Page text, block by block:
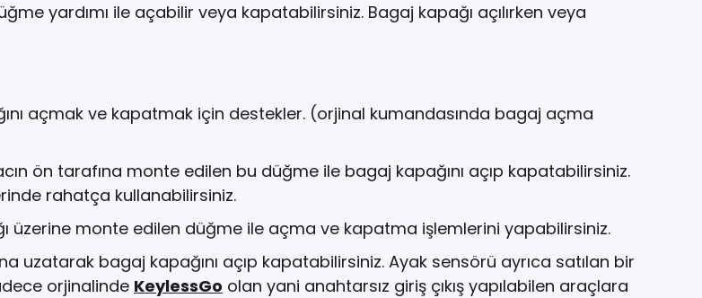
yardımı ile açabilir veya kapatabilirsiniz. Bagaj kapağı açılırken veya
açmak ve kapatmak için destekler. (orjinal kumandasında bagaj açma
ön tarafına monte edilen bu düğme ile bagaj kapağını açıp kapatabilirsiniz.
rahatça kullanabilirsiniz.
üzerine monte edilen düğme ile açma ve kapatma işlemlerini yapabilirsiniz.
uzatarak bagaj kapağını açıp kapatabilirsiniz. Ayak sensörü ayrıca satılan bir
orjinalinde KeylessGo olan yani anahtarsız giriş çıkış yapılabilen araçlara